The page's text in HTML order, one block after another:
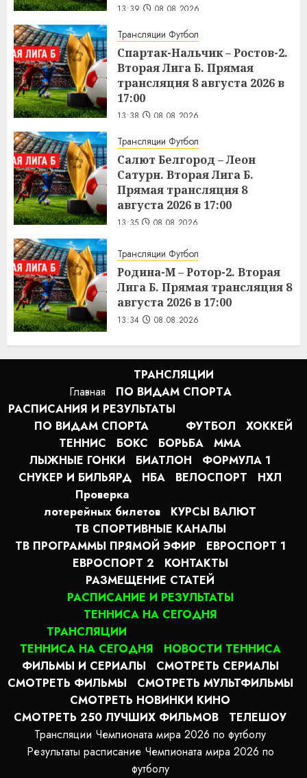
13:39 08.08.2026
Трансляции Футбол
Спартак-Нальчик – Ростов-2.
Вторая Лига Б. Прямая
трансляция 8 августа 2026 в
17:00
13:38 08.08.2026
Трансляции Футбол
Салют Белгород – Леон
Сатурн. Вторая Лига Б.
Прямая трансляция 8
августа 2026 в 17:00
13:35 08.08.2026
Трансляции Футбол
Родина-М – Ротор-2. Вторая
Лига Б. Прямая трансляция 8
августа 2026 в 17:00
13:34 08.08.2026
Главная
ТРАНСЛЯЦИИ
ПО ВИДАМ СПОРТA
РАСПИСАНИЯ И РЕЗУЛЬТАТЫ
ПО ВИДАМ СПОРТА
ФУТБОЛ
ХОККЕЙ
ТЕННИС
БОКС БОРЬБА
MMA
ЛЫЖНЫЕ ГОНКИ
БИАТЛОН
ФОРМУЛА 1
СНУКЕР И БИЛЬЯРД
НБА ВЕЛОСПОРТ
НХЛ
Проверка
лотерейных билетов
КУРСЫ ВАЛЮТ
ТВ СПОРТИВНЫЕ КАНАЛЫ
ТВ ПРОГРАММЫ ПРЯМОЙ ЭФИР
ЕВРОСПОРТ 1
ЕВРОСПОРТ 2
КОНТАКТЫ
РАЗМЕЩЕНИЕ СТАТЕЙ
РАСПИСАНИЕ И РЕЗУЛЬТАТЫ
ТЕННИСА НА СЕГОДНЯ
ТРАНСЛЯЦИИ
ТЕННИСА НА СЕГОДНЯ
НОВОСТИ ТЕННИСА
ФИЛЬМЫ И СЕРИАЛЫ
СМОТРЕТЬ СЕРИАЛЫ
СМОТРЕТЬ ФИЛЬМЫ
СМОТРЕТЬ МУЛЬТФИЛЬМЫ
СМОТРЕТЬ НОВИНКИ КИНО
СМОТРЕТЬ 250 ЛУЧШИХ ФИЛЬМОВ
ТЕЛЕШОУ
Трансляции Чемпионата мира 2026 по футболу
Результаты расписание Чемпионата мира 2026 по
футболу